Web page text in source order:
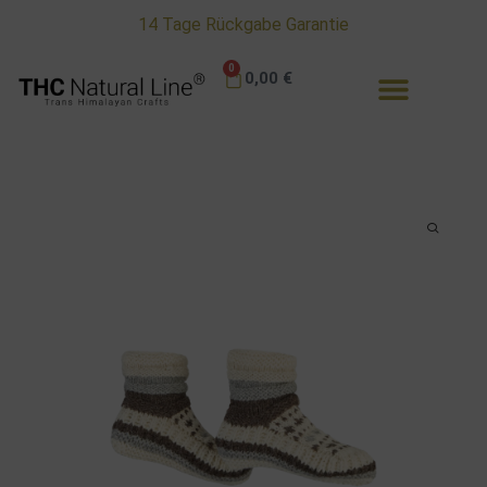
Lieferzeit 1 -3 Tage
0,00 €
0